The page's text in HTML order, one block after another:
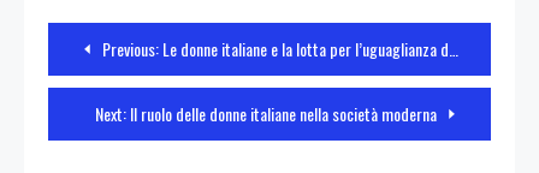
Navigazione
articoli
Previous:Le donne italiane e la lotta per l’uguaglianza di genere
Next:Il ruolo delle donne italiane nella società moderna